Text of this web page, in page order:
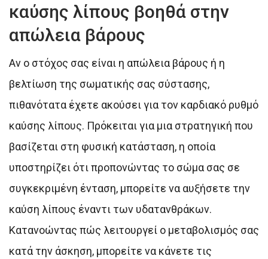
καύσης λίπους βοηθά στην
απώλεια βάρους
Αν ο στόχος σας είναι η απώλεια βάρους ή η
βελτίωση της σωματικής σας σύστασης,
πιθανότατα έχετε ακούσει για τον καρδιακό ρυθμό
καύσης λίπους. Πρόκειται για μια στρατηγική που
βασίζεται στη φυσική κατάσταση, η οποία
υποστηρίζει ότι προπονώντας το σώμα σας σε
συγκεκριμένη ένταση, μπορείτε να αυξήσετε την
καύση λίπους έναντι των υδατανθράκων.
Κατανοώντας πώς λειτουργεί ο μεταβολισμός σας
κατά την άσκηση, μπορείτε να κάνετε τις